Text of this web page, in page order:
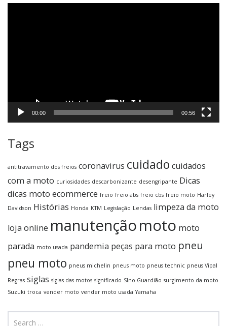
00:00 00:56
Tags
antitravamento dos freios coronavirus cuidado cuidados
com a moto curiosidades descarbonizante desengripante Dicas
dicas moto ecommerce freio freio abs freio cbs freio moto Harley
Davidson Histórias Honda KTM Legislação Lendas limpeza da moto
loja online manutençãomoto moto
parada moto usada pandemia peças para moto pneu
pneu moto pneus michelin pneus moto pneus technic pneus Vipal
Regras siglas siglas das motos significado SIno Guardião surgimento da moto
Suzuki troca vender moto vender moto usada Yamaha